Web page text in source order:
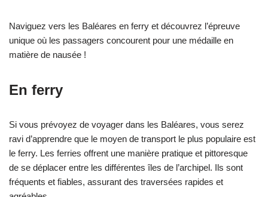
Naviguez vers les Baléares en ferry et découvrez l’épreuve
unique où les passagers concourent pour une médaille en
matière de nausée !
En ferry
Si vous prévoyez de voyager dans les Baléares, vous serez
ravi d’apprendre que le moyen de transport le plus populaire est
le ferry. Les ferries offrent une manière pratique et pittoresque
de se déplacer entre les différentes îles de l’archipel. Ils sont
fréquents et fiables, assurant des traversées rapides et